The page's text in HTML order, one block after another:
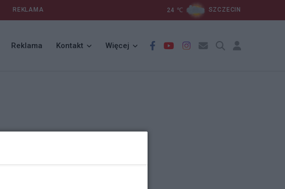
REKLAMA 24 ℃ SZCZECIN
Reklama Kontakt Więcej